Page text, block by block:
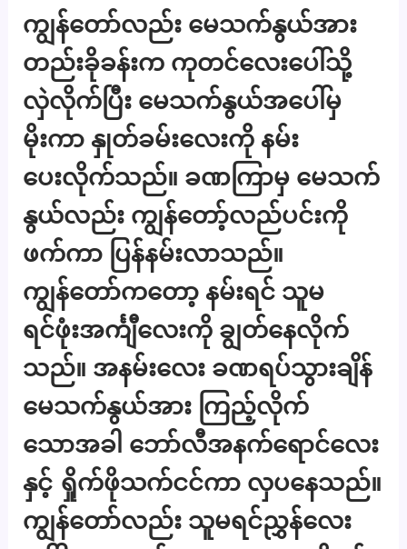
ကျွန်တော်လည်း မေသက်နွယ်အား
တည်းခိုခန်းက ကုတင်လေးပေါ်သို့
လှဲလိုက်ပြီး မေသက်နွယ်အပေါ်မှ
မိုးကာ နှုတ်ခမ်းလေးကို နမ်း
ပေးလိုက်သည်။ ခဏကြာမှ မေသက်
နွယ်လည်း ကျွန်တော့်လည်ပင်းကို
ဖက်ကာ ပြန်နမ်းလာသည်။
ကျွန်တော်ကတော့ နမ်းရင် သူမ
ရင်ဖုံးအင်္ကျီလေးကို ချွတ်နေလိုက်
သည်။ အနမ်းလေး ခဏရပ်သွားချိန်
မေသက်နွယ်အား ကြည့်လိုက်
သောအခါ ဘော်လီအနက်ရောင်လေး
နှင့် ရှိုက်ဖိုသက်ငင်ကာ လှပနေသည်။
ကျွန်တော်လည်း သူမရင်ညွှန်လေး